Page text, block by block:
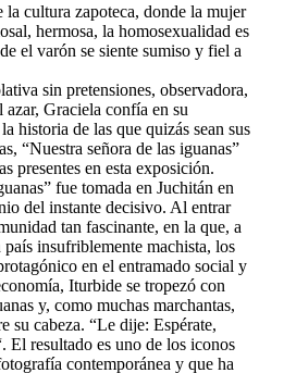
la cultura zapoteca, donde la mujer
hermosa, la homosexualidad es
el varón se siente sumiso y fiel a
sin pretensiones, observadora,
Graciela confía en su
historia de las que quizás sean sus
“Nuestra señora de las iguanas”
presentes en esta exposición.
fue tomada en Juchitán en
del instante decisivo. Al entrar
tan fascinante, en la que, a
insufriblemente machista, los
en el entramado social y
Iturbide se tropezó con
y, como muchas marchantas,
su cabeza. “Le dije: Espérate,
El resultado es uno de los iconos
contemporánea y que ha